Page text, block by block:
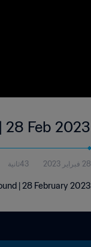
28 Feb 2023
28 فبراير 2023 43ثانية
| 28 February 2023